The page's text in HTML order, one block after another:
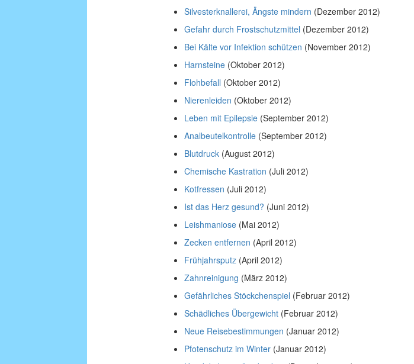
Silvesterknallerei, Ängste mindern (Dezember 2012)
Gefahr durch Frostschutzmittel (Dezember 2012)
Bei Kälte vor Infektion schützen (November 2012)
Harnsteine(Oktober 2012)
Flohbefall (Oktober 2012)
Nierenleiden (Oktober 2012)
Leben mit Epilepsie(September 2012)
Analbeutelkontrolle(September 2012)
Blutdruck(August 2012)
Chemische Kastration (Juli 2012)
Kotfressen (Juli 2012)
Ist das Herz gesund? (Juni 2012)
Leishmaniose(Mai 2012)
Zecken entfernen (April 2012)
Frühjahrsputz(April 2012)
Zahnreinigung (März 2012)
Gefährliches Stöckchenspiel (Februar 2012)
Schädliches Übergewicht(Februar 2012)
Neue Reisebestimmungen (Januar 2012)
Pfotenschutz im Winter(Januar 2012)